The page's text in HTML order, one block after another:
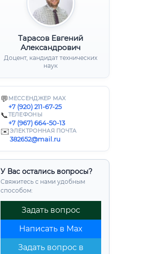
Тарасов Евгений
Александрович
Доцент, кандидат технических
наук
💬 МЕССЕНДЖЕР MAX
+7 (920) 211-67-25
📞ТЕЛЕФОНЫ
+7 (967) 664-50-13
✉️ЭЛЕКТРОННАЯ ПОЧТА
382652@mail.ru
У Вас остались вопросы?
Свяжитесь с нами удобным
способом:
Задать вопрос
Написать в Max
Задать вопрос в